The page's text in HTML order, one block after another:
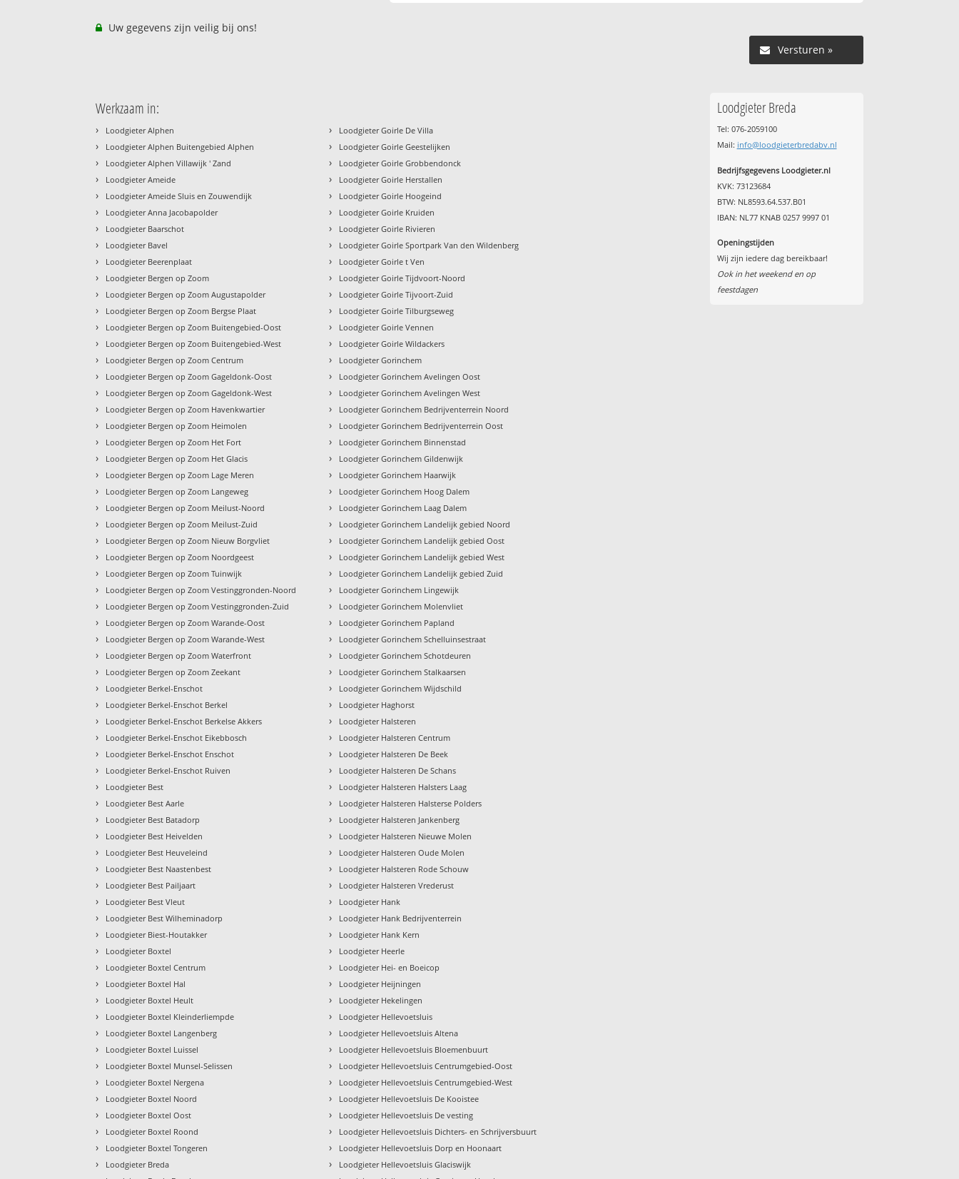
Uw gegevens zijn veilig bij ons!
Versturen »
Werkzaam in:
› Loodgieter Alphen
› Loodgieter Alphen Buitengebied Alphen
› Loodgieter Alphen Villawijk ' Zand
› Loodgieter Ameide
› Loodgieter Ameide Sluis en Zouwendijk
› Loodgieter Anna Jacobapolder
› Loodgieter Baarschot
› Loodgieter Bavel
› Loodgieter Beerenplaat
› Loodgieter Bergen op Zoom
› Loodgieter Bergen op Zoom Augustapolder
› Loodgieter Bergen op Zoom Bergse Plaat
› Loodgieter Bergen op Zoom Buitengebied-Oost
› Loodgieter Bergen op Zoom Buitengebied-West
› Loodgieter Bergen op Zoom Centrum
› Loodgieter Bergen op Zoom Gageldonk-Oost
› Loodgieter Bergen op Zoom Gageldonk-West
› Loodgieter Bergen op Zoom Havenkwartier
› Loodgieter Bergen op Zoom Heimolen
› Loodgieter Bergen op Zoom Het Fort
› Loodgieter Bergen op Zoom Het Glacis
› Loodgieter Bergen op Zoom Lage Meren
› Loodgieter Bergen op Zoom Langeweg
› Loodgieter Bergen op Zoom Meilust-Noord
› Loodgieter Bergen op Zoom Meilust-Zuid
› Loodgieter Bergen op Zoom Nieuw Borgvliet
› Loodgieter Bergen op Zoom Noordgeest
› Loodgieter Bergen op Zoom Tuinwijk
› Loodgieter Bergen op Zoom Vestinggronden-Noord
› Loodgieter Bergen op Zoom Vestinggronden-Zuid
› Loodgieter Bergen op Zoom Warande-Oost
› Loodgieter Bergen op Zoom Warande-West
› Loodgieter Bergen op Zoom Waterfront
› Loodgieter Bergen op Zoom Zeekant
› Loodgieter Berkel-Enschot
› Loodgieter Berkel-Enschot Berkel
› Loodgieter Berkel-Enschot Berkelse Akkers
› Loodgieter Berkel-Enschot Eikebbosch
› Loodgieter Berkel-Enschot Enschot
› Loodgieter Berkel-Enschot Ruiven
› Loodgieter Best
› Loodgieter Best Aarle
› Loodgieter Best Batadorp
› Loodgieter Best Heivelden
› Loodgieter Best Heuveleind
› Loodgieter Best Naastenbest
› Loodgieter Best Pailjaart
› Loodgieter Best Vleut
› Loodgieter Best Wilheminadorp
› Loodgieter Biest-Houtakker
› Loodgieter Boxtel
› Loodgieter Boxtel Centrum
› Loodgieter Boxtel Hal
› Loodgieter Boxtel Heult
› Loodgieter Boxtel Kleinderliempde
› Loodgieter Boxtel Langenberg
› Loodgieter Boxtel Luissel
› Loodgieter Boxtel Munsel-Selissen
› Loodgieter Boxtel Nergena
› Loodgieter Boxtel Noord
› Loodgieter Boxtel Oost
› Loodgieter Boxtel Roond
› Loodgieter Boxtel Tongeren
› Loodgieter Breda
› Loodgieter Goirle De Villa
› Loodgieter Goirle Geestelijken
› Loodgieter Goirle Grobbendonck
› Loodgieter Goirle Herstallen
› Loodgieter Goirle Hoogeind
› Loodgieter Goirle Kruiden
› Loodgieter Goirle Rivieren
› Loodgieter Goirle Sportpark Van den Wildenberg
› Loodgieter Goirle t Ven
› Loodgieter Goirle Tijdvoort-Noord
› Loodgieter Goirle Tijvoort-Zuid
› Loodgieter Goirle Tilburgseweg
› Loodgieter Goirle Vennen
› Loodgieter Goirle Wildackers
› Loodgieter Gorinchem
› Loodgieter Gorinchem Avelingen Oost
› Loodgieter Gorinchem Avelingen West
› Loodgieter Gorinchem Bedrijventerrein Noord
› Loodgieter Gorinchem Bedrijventerrein Oost
› Loodgieter Gorinchem Binnenstad
› Loodgieter Gorinchem Gildenwijk
› Loodgieter Gorinchem Haarwijk
› Loodgieter Gorinchem Hoog Dalem
› Loodgieter Gorinchem Laag Dalem
› Loodgieter Gorinchem Landelijk gebied Noord
› Loodgieter Gorinchem Landelijk gebied Oost
› Loodgieter Gorinchem Landelijk gebied West
› Loodgieter Gorinchem Landelijk gebied Zuid
› Loodgieter Gorinchem Lingewijk
› Loodgieter Gorinchem Molenvliet
› Loodgieter Gorinchem Papland
› Loodgieter Gorinchem Schelluinsestraat
› Loodgieter Gorinchem Schotdeuren
› Loodgieter Gorinchem Stalkaarsen
› Loodgieter Gorinchem Wijdschild
› Loodgieter Haghorst
› Loodgieter Halsteren
› Loodgieter Halsteren Centrum
› Loodgieter Halsteren De Beek
› Loodgieter Halsteren De Schans
› Loodgieter Halsteren Halsters Laag
› Loodgieter Halsteren Halsterse Polders
› Loodgieter Halsteren Jankenberg
› Loodgieter Halsteren Nieuwe Molen
› Loodgieter Halsteren Oude Molen
› Loodgieter Halsteren Rode Schouw
› Loodgieter Halsteren Vrederust
› Loodgieter Hank
› Loodgieter Hank Bedrijventerrein
› Loodgieter Hank Kern
› Loodgieter Heerle
› Loodgieter Hei- en Boeicop
› Loodgieter Heijningen
› Loodgieter Hekelingen
› Loodgieter Hellevoetsluis
› Loodgieter Hellevoetsluis Altena
› Loodgieter Hellevoetsluis Bloemenbuurt
› Loodgieter Hellevoetsluis Centrumgebied-Oost
› Loodgieter Hellevoetsluis Centrumgebied-West
› Loodgieter Hellevoetsluis De Kooistee
› Loodgieter Hellevoetsluis De vesting
› Loodgieter Hellevoetsluis Dichters- en Schrijversbuurt
› Loodgieter Hellevoetsluis Dorp en Hoonaart
› Loodgieter Hellevoetsluis Glaciswijk
Loodgieter Breda
Tel: 076-2059100
Mail: info@loodgieterbredabv.nl
Bedrijfsgegevens Loodgieter.nl
KVK: 73123684
BTW: NL8593.64.537.B01
IBAN: NL77 KNAB 0257 9997 01
Openingstijden
Wij zijn iedere dag bereikbaar!
Ook in het weekend en op
feestdagen